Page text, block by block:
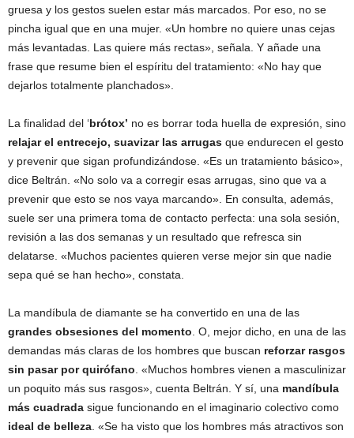
gruesa y los gestos suelen estar más marcados. Por eso, no se
pincha igual que en una mujer. «Un hombre no quiere unas cejas
más levantadas. Las quiere más rectas», señala. Y añade una
frase que resume bien el espíritu del tratamiento: «No hay que
dejarlos totalmente planchados».
La finalidad del ‘brótox’ no es borrar toda huella de expresión, sino
relajar el entrecejo, suavizar las arrugas que endurecen el gesto
y prevenir que sigan profundizándose. «Es un tratamiento básico»,
dice Beltrán. «No solo va a corregir esas arrugas, sino que va a
prevenir que esto se nos vaya marcando». En consulta, además,
suele ser una primera toma de contacto perfecta: una sola sesión,
revisión a las dos semanas y un resultado que refresca sin
delatarse. «Muchos pacientes quieren verse mejor sin que nadie
sepa qué se han hecho», constata.
La mandíbula de diamante se ha convertido en una de las
grandes obsesiones del momento . O, mejor dicho, en una de las
demandas más claras de los hombres que buscan reforzar rasgos
sin pasar por quirófano . «Muchos hombres vienen a masculinizar
un poquito más sus rasgos», cuenta Beltrán. Y sí, una mandíbula
más cuadrada sigue funcionando en el imaginario colectivo como
ideal de belleza . «Se ha visto que los hombres más atractivos son